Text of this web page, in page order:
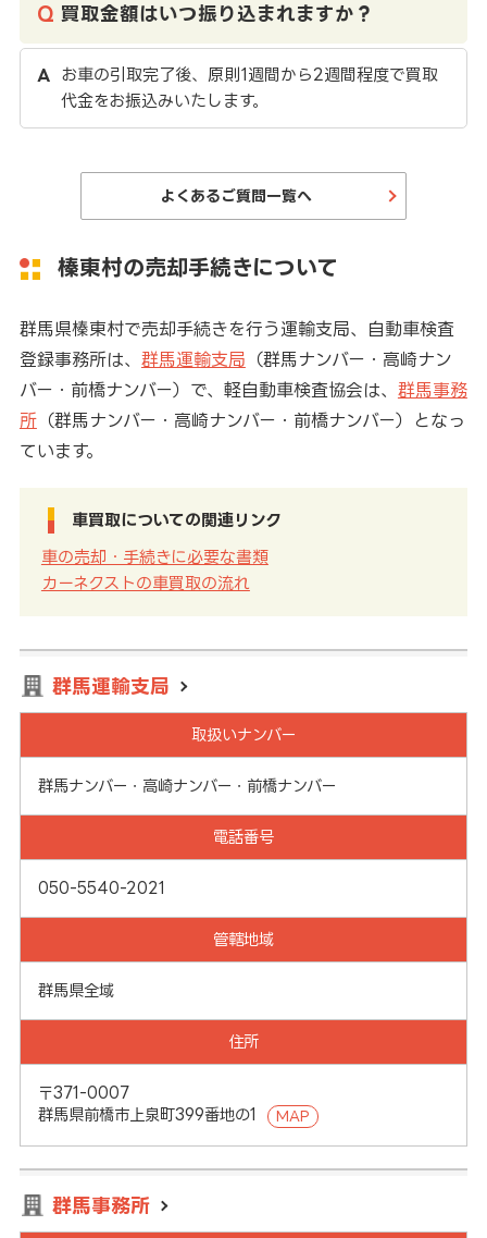
買取金額はいつ振り込まれますか？
お車の引取完了後、原則1週間から2週間程度で買取
代金をお振込みいたします。
よくあるご質問一覧へ
榛東村の売却手続きについて
群馬県榛東村で売却手続きを行う運輸支局、自動車検査
登録事務所は、 群馬運輸支局 （群馬ナンバー・高崎ナン
バー・前橋ナンバー）で、軽自動車検査協会は、 群馬事務
所（群馬ナンバー・高崎ナンバー・前橋ナンバー）となっ
ています。
車買取についての関連リンク
車の売却・手続きに必要な書類
カーネクストの車買取の流れ
群馬運輸支局
取扱いナンバー
群馬ナンバー・高崎ナンバー・前橋ナンバー
電話番号
050-5540-2021
管轄地域
群馬県全域
住所
〒371-0007
群馬県前橋市上泉町399番地の1
MAP
群馬事務所